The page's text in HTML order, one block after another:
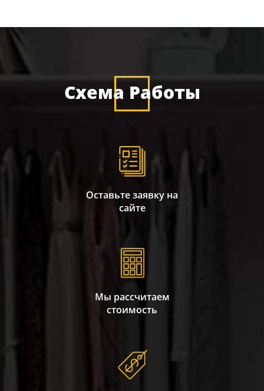
Схема Работы
Оставьте заявку на
сайте
Мы рассчитаем
стоимость